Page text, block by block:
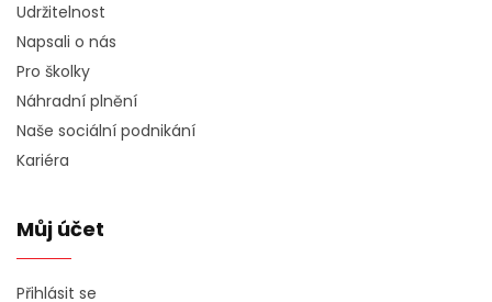
Udržitelnost
Napsali o nás
Pro školky
Náhradní plnění
Naše sociální podnikání
Kariéra
Můj účet
Přihlásit se